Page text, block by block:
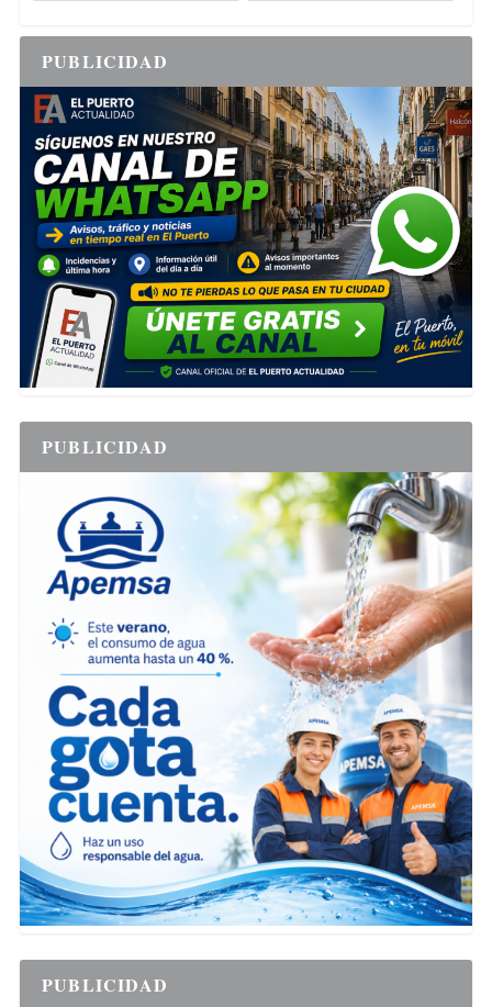
PUBLICIDAD
PUBLICIDAD
PUBLICIDAD